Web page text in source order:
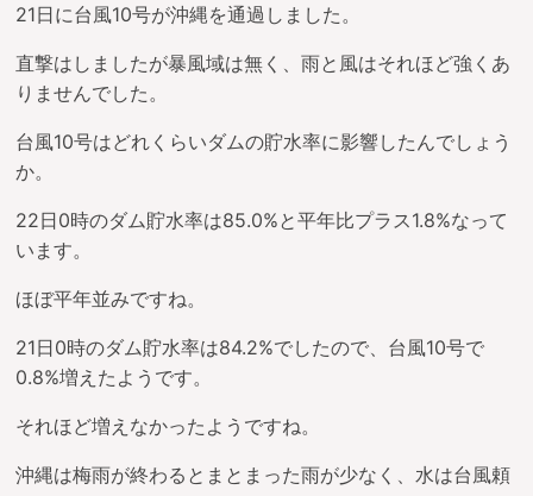
21日に台風10号が沖縄を通過しました。
直撃はしましたが暴風域は無く、雨と風はそれほど強くあ
りませんでした。
台風10号はどれくらいダムの貯水率に影響したんでしょう
か。
22日0時のダム貯水率は85.0%と平年比プラス1.8%なって
います。
ほぼ平年並みですね。
21日0時のダム貯水率は84.2%でしたので、台風10号で
0.8%増えたようです。
それほど増えなかったようですね。
沖縄は梅雨が終わるとまとまった雨が少なく、水は台風頼